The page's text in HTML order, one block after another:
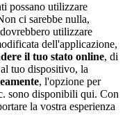
possano utilizzare
ci sarebbe nulla,
utilizzare
dell'applicazione,
il tuo stato online, di
tuo dispositivo, la
, l'opzione per
sono disponibili qui. Con
la vostra esperienza